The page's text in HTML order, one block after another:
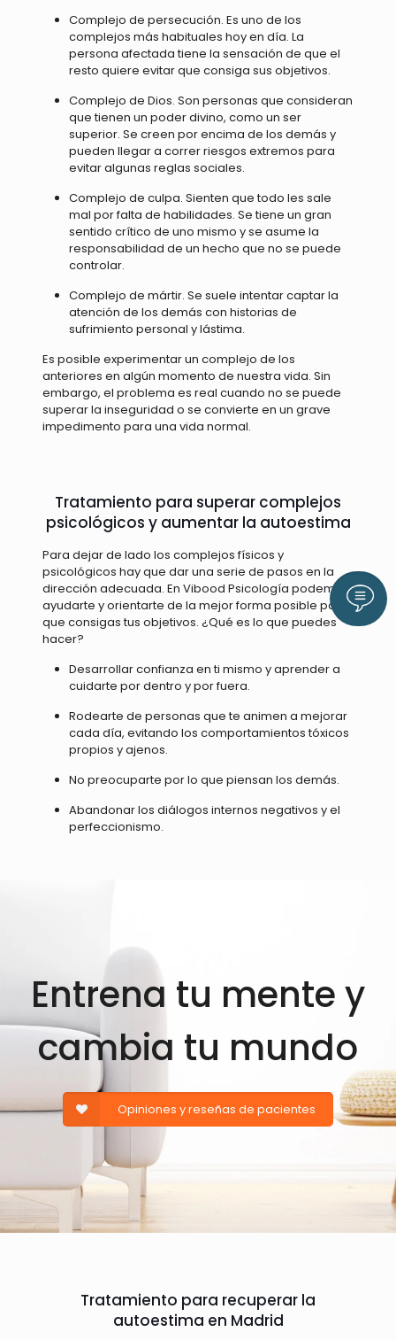
Complejo de persecución. Es uno de los
complejos más habituales hoy en día. La
persona afectada tiene la sensación de que el
resto quiere evitar que consiga sus objetivos.
Complejo de Dios. Son personas que consideran
que tienen un poder divino, como un ser
superior. Se creen por encima de los demás y
pueden llegar a correr riesgos extremos para
evitar algunas reglas sociales.
Complejo de culpa. Sienten que todo les sale
mal por falta de habilidades. Se tiene un gran
sentido crítico de uno mismo y se asume la
responsabilidad de un hecho que no se puede
controlar.
Complejo de mártir. Se suele intentar captar la
atención de los demás con historias de
sufrimiento personal y lástima.
Es posible experimentar un complejo de los
anteriores en algún momento de nuestra vida. Sin
embargo, el problema es real cuando no se puede
superar la inseguridad o se convierte en un grave
impedimento para una vida normal.
Tratamiento para superar complejos
psicológicos y aumentar la autoestima
Para dejar de lado los complejos físicos y
psicológicos hay que dar una serie de pasos en la
dirección adecuada. En Vibood Psicología podemos
ayudarte y orientarte de la mejor forma posible para
que consigas tus objetivos. ¿Qué es lo que puedes
hacer?
Desarrollar confianza en ti mismo y aprender a
cuidarte por dentro y por fuera.
Rodearte de personas que te animen a mejorar
cada día, evitando los comportamientos tóxicos
propios y ajenos.
No preocuparte por lo que piensan los demás.
Abandonar los diálogos internos negativos y el
perfeccionismo.
Entrena tu mente y
cambia tu mundo
Opiniones y reseñas de pacientes
Tratamiento para recuperar la
autoestima en Madrid